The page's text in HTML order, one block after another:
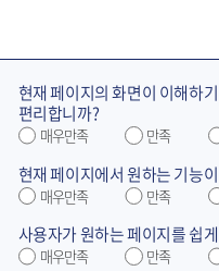
현재 페이지의 화면이 이해하
편리합니까?
매우만족 만족
현재 페이지에서 원하는 기능
매우만족 만족
사용자가 원하는 페이지를 쉽
매우만족 만족